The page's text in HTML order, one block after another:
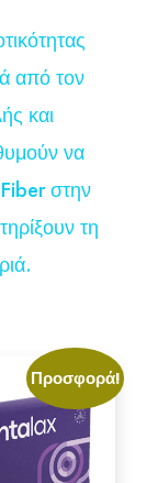
από τον
και
να
στην
τη
Προσφορά!